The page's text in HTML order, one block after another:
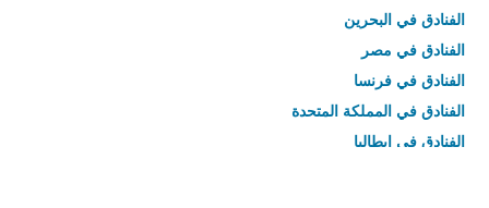
الفنادق في البحرين
الفنادق في مصر
الفنادق في فرنسا
الفنادق في المملكة المتحدة
الفنادق في إيطاليا